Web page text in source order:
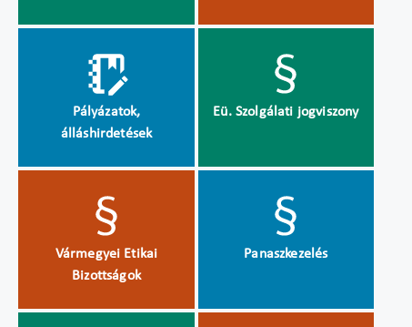
Pályázatok,
álláshirdetések
Eü. Szolgálati jogviszony
Vármegyei Etikai
Bizottságok
Panaszkezelés